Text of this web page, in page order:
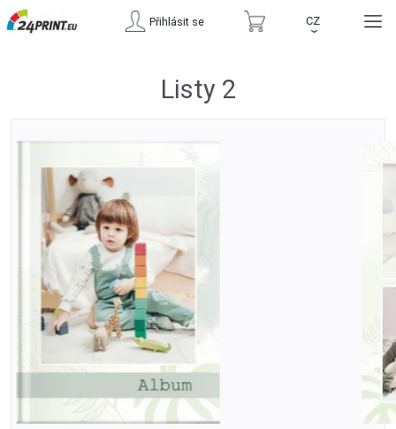
Přihlásit se CZ
›
Listy 2